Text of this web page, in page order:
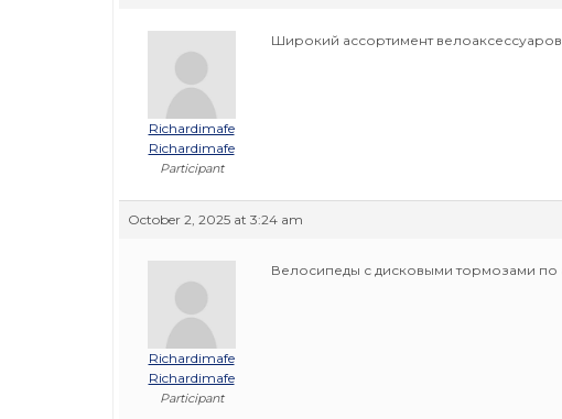
Richardimafe
Richardimafe
Participant
Широкий ассортимент велоаксессуаров
October 2, 2025 at 3:24 am
Richardimafe
Richardimafe
Participant
Велосипеды с дисковыми тормозами по